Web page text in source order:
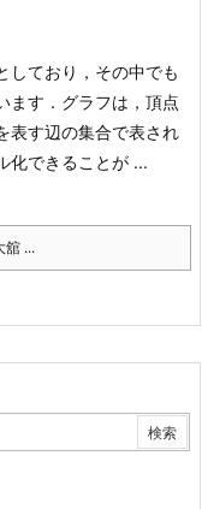
しており，その中でも
ます．グラフは，頂点
表す辺の集合で表され
化できることが ...
舘 ...